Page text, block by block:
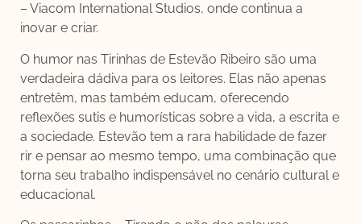
– Viacom International Studios, onde continua a
inovar e criar.
O humor nas Tirinhas de Estevão Ribeiro são uma
verdadeira dádiva para os leitores. Elas não apenas
entretêm, mas também educam, oferecendo
reflexões sutis e humorísticas sobre a vida, a escrita e
a sociedade. Estevão tem a rara habilidade de fazer
rir e pensar ao mesmo tempo, uma combinação que
torna seu trabalho indispensável no cenário cultural e
educacional.